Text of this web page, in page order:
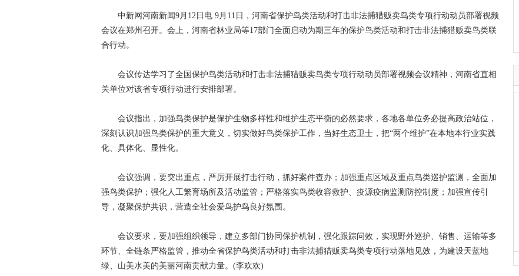
中新网河南新闻9月12日电 9月11日，河南省保护鸟类活动和打击非法捕猎贩卖鸟类专项行动动员部署视频
会议在郑州召开。会上，河南省林业局等17部门全面启动为期三年的保护鸟类活动和打击非法捕猎贩卖鸟类联
合行动。
会议传达学习了全国保护鸟类活动和打击非法捕猎贩卖鸟类专项行动动员部署视频会议精神，河南省直相
关单位对该省专项行动进行安排部署。
会议指出，加强鸟类保护是保护生物多样性和维护生态平衡的必然要求，各地各单位务必提高政治站位，
深刻认识加强鸟类保护的重大意义，切实做好鸟类保护工作，当好生态卫士，把“两个维护”在本地本行业实践
化、具体化、显性化。
会议强调，要突出重点，严厉开展打击行动，抓好案件查办；加强重点区域及重点鸟类巡护监测，全面加
强鸟类保护；强化人工繁育场所及活动监管；严格落实鸟类收容救护、疫源疫病监测防控制度；加强宣传引
导，凝聚保护共识，营造全社会爱鸟护鸟良好氛围。
会议要求，要加强组织领导，建立多部门协同保护机制，强化跟踪问效，实现野外巡护、销售、运输等多
环节、全链条严格监管，推动全省保护鸟类活动和打击非法捕猎贩卖鸟类专项行动落地见效，为建设天蓝地
绿、山美水美的美丽河南贡献力量。(李欢欢)